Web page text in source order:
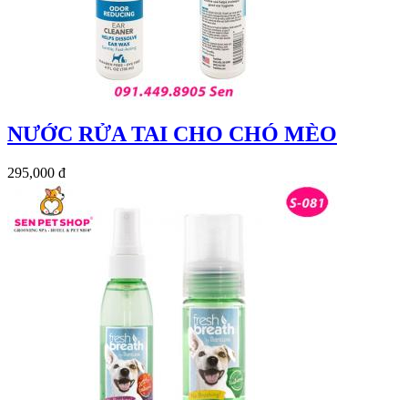
NƯỚC RỬA TAI CHO CHÓ MÈO
295,000 đ